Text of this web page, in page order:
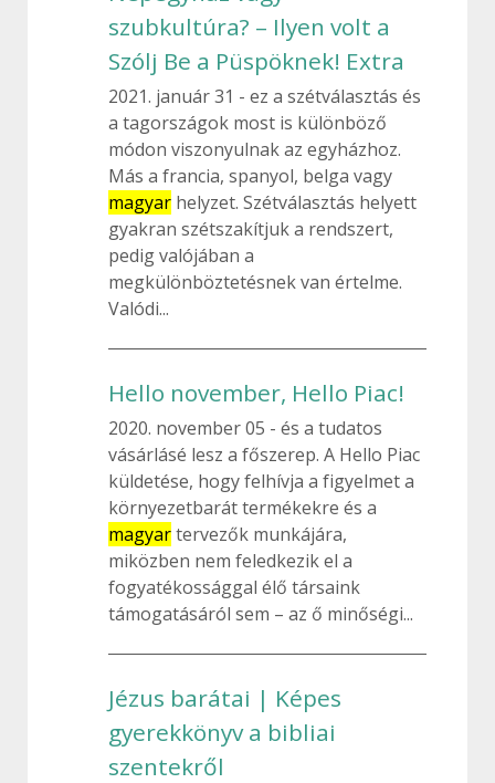
szubkultúra? – Ilyen volt a
Szólj Be a Püspöknek! Extra
2021. január 31
ez a szétválasztás és
a tagországok most is különböző
módon viszonyulnak az egyházhoz.
Más a francia, spanyol, belga vagy
magyar helyzet. Szétválasztás helyett
gyakran szétszakítjuk a rendszert,
pedig valójában a
megkülönböztetésnek van értelme.
Valódi...
Hello november, Hello Piac!
2020. november 05
és a tudatos
vásárlásé lesz a főszerep. A Hello Piac
küldetése, hogy felhívja a figyelmet a
környezetbarát termékekre és a
magyartervezők munkájára,
miközben nem feledkezik el a
fogyatékossággal élő társaink
támogatásáról sem – az ő minőségi...
Jézus barátai | Képes
gyerekkönyv a bibliai
szentekről